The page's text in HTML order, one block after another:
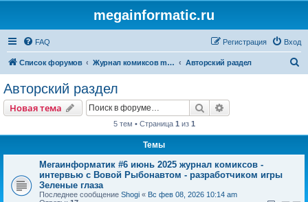
megainformatic.ru
FAQ Вход
Регистрация
Список форумов Журнал комиксов megainformatic.ru Авторский раздел
Авторский раздел
Новая тема Поиск
5 тем • Страница 1 из 1
Темы
Мегаинформатик #6 июнь 2025 журнал комиксов -
интервью с Вовой Рыбонавтом - разработчиком игры
Зеленые глаза
Последнее сообщение Shogi « Вс фев 08, 2026 10:14 am